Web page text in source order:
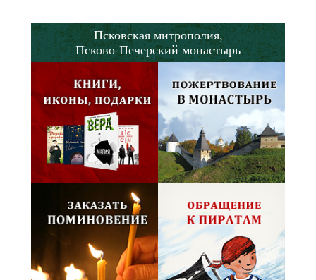
Псковская митрополия,
Псково-Печерский монастырь